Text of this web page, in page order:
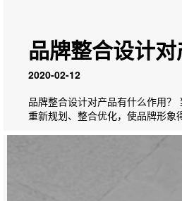
品牌整合设计
2020-02-12
品牌整合设计对产品有什么作用
重新规划、整合优化，使品牌形象